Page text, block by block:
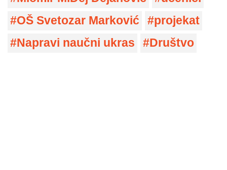
OŠ Svetozar Marković
projekat
Napravi naučni ukras
Društvo